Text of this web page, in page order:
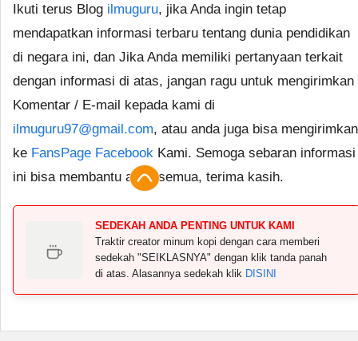
Ikuti terus Blog ilmuguru, jika Anda ingin tetap
mendapatkan informasi terbaru tentang dunia pendidikan
di negara ini, dan Jika Anda memiliki pertanyaan terkait
dengan informasi di atas, jangan ragu untuk mengirimkan
Komentar / E-mail kepada kami di
ilmuguru97@gmail.com, atau anda juga bisa mengirimkan
ke FansPage Facebook Kami. Semoga sebaran informasi
ini bisa membantu anda semua, terima kasih.
SEDEKAH ANDA PENTING UNTUK KAMI
Traktir creator minum kopi dengan cara memberi
sedekah "SEIKLASNYA" dengan klik tanda panah
di atas. Alasannya sedekah klik DISINI